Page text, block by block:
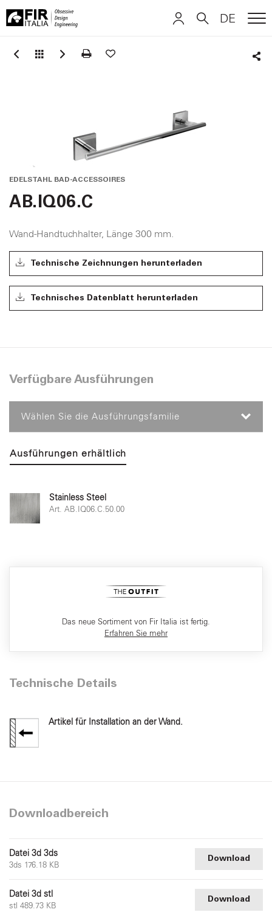
Italia
DE
EDELSTAHL BAD-ACCESSOIRES
AB.IQ06.C
Wand-Handtuchhalter, Länge 300 mm.
Technische Zeichnungen herunterladen
Technisches Datenblatt herunterladen
Verfügbare Ausführungen
Wählen Sie die Ausführungsfamilie
Ausführungen erhältlich
Stainless Steel
Art. AB.IQ06.C.50.00
Das neue Sortiment von Fir Italia ist fertig.
Erfahren Sie mehr
Technische Details
Artikel für Installation an der Wand.
Downloadbereich
Datei 3d 3ds
3ds 176.18 KB
Download
Datei 3d stl
stl 489.73 KB
Download
DEUTSCH
DEUTSCH